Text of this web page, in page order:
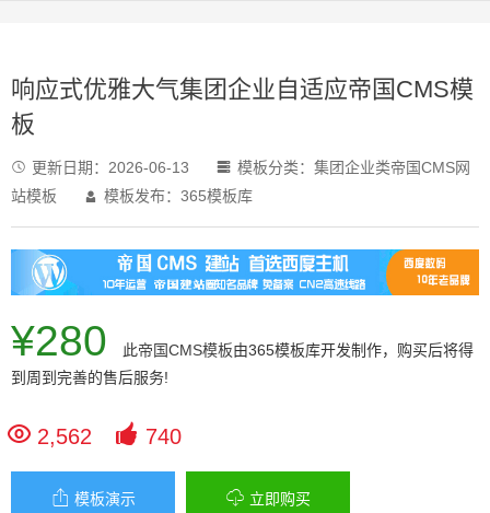
响应式优雅大气集团企业自适应帝国CMS模
板
 更新日期： 2026-06-13  模板分类： 集团企业类帝国CMS网
站模板
 模板发布：365模板库
¥280 此帝国CMS模板由365模板库开发制作，购买后将得
到周到完善的售后服务!
 2,562  740
 模板演示  立即购买